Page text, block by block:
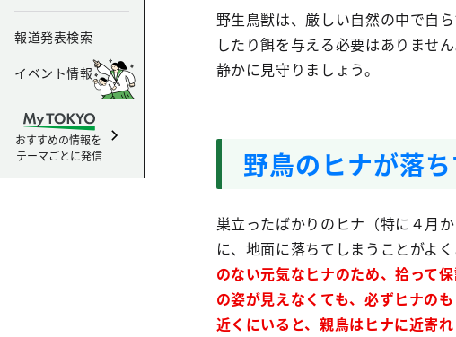
報道発表検索
イベント情報
おすすめの情報を
テーマごとに発信
野生鳥獣は、厳しい自然の中で自
したり餌を与える必要はありませ
静かに見守りましょう。
野鳥のヒナが落
巣立ったばかりのヒナ（特に４月
に、地面に落ちてしまうことがよく
のない元気なヒナのため、拾って
の姿が見えなくても、必ずヒナの
近くにいると、親鳥はヒナに近寄